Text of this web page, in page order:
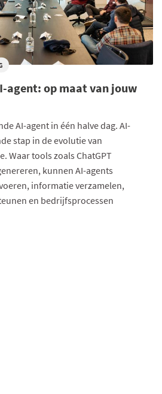
agent: op maat van jouw
AI-agent in één halve dag. AI-
stap in de evolutie van
kunnen AI-agents
informatie verzamelen,
en bedrijfsprocessen